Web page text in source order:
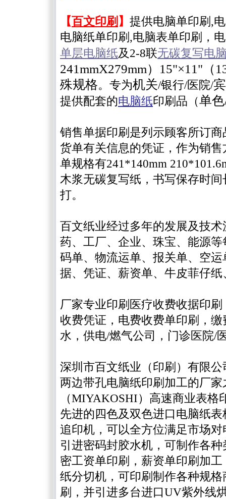
【百文印刷 】 提供电脑单印刷,
电脑纸单印刷,电脑表单印刷，
单层电脑纸及 2-8联无碳复写电
241mmX279mm） 15"×11" （
殊规格。专为机关/银行/医院/
提供配套的电脑纸印刷品（单
销售单据印刷是列示顾客所订
货单有关信息的凭证，作为销
单规格有241*140mm
木浆无碳复写纸，书写保存时
打。
百文纸业经过多年的发展及技
药、工厂、企业、珠宝、能源
码单、物流运单、报关单、空
据、凭证、薪资单、牛皮菲仔
厂家专业印刷医疗收费收据印
收费凭证，电费收费单印刷，
水，供电/燃气公司，门诊医院/
深圳市百文纸业（印刷）有限
两边带孔电脑纸印刷加工的厂
（MIYAKOSHI）高速商业表
先进的四色及双色进口电脑纸
追印机，可以全方位满足市场
引进密码封胶水机，可制作各
密工资单印刷，薪资单印刷加
纸分切机，可印刷制作各种规
刷，并引进多台进口UV紫外线